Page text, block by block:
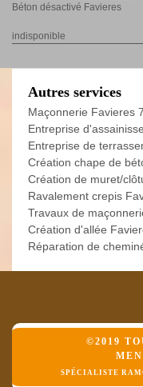
Béton désactivé Favieres
indisponible
Autres services
Maçonnerie Favieres
Entreprise
Entreprise de
Création chape de
Création de muret/
Ravalement crepis
Travaux de
Création d'allée
Réparation de
©2019
SPÉCIALISTE